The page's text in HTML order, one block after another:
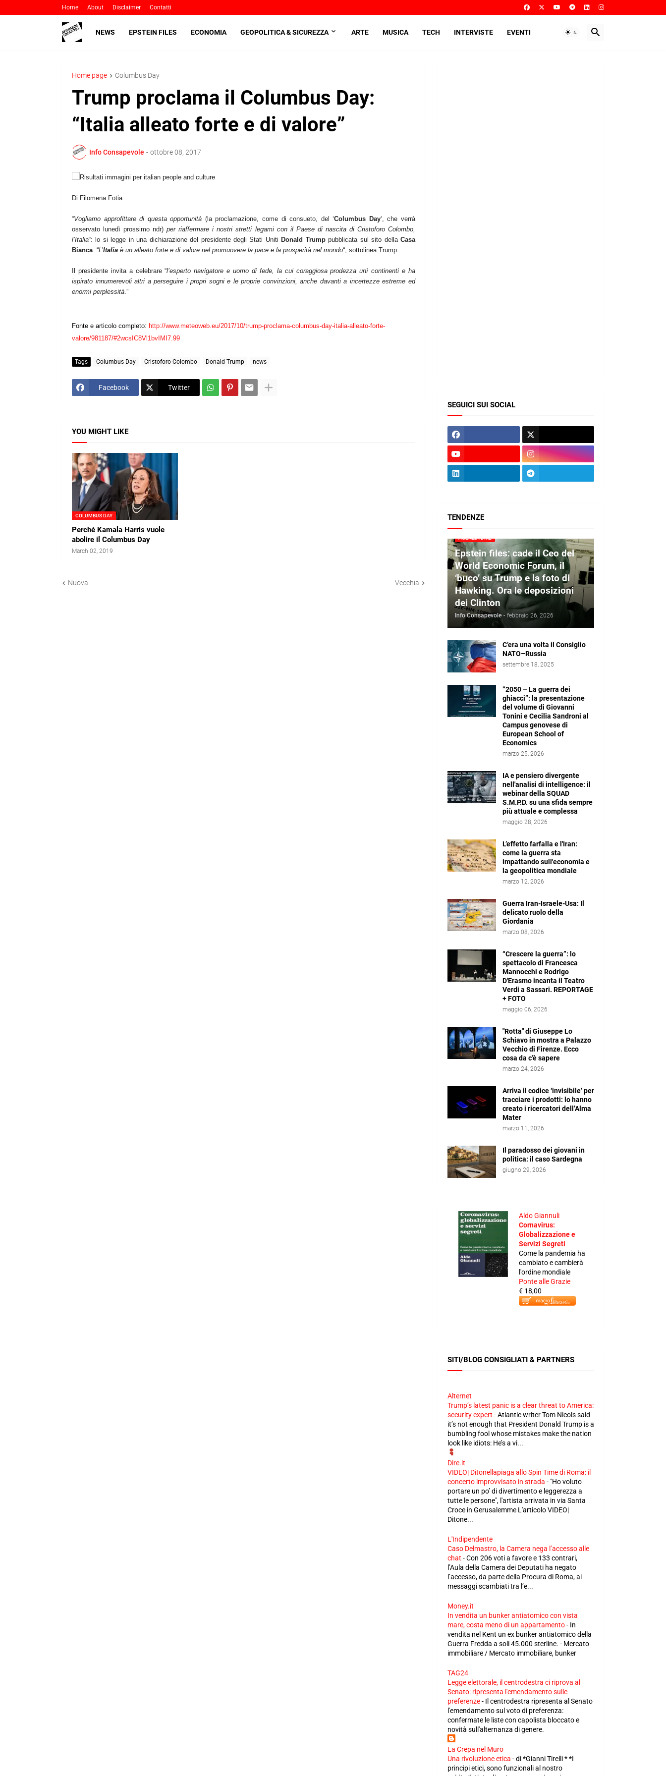
Home About Disclaimer Contatti
NEWS EPSTEIN FILES ECONOMIA GEOPOLITICA & SICUREZZA ARTE MUSICA TECH INTERVISTE EVENTI
Home page Columbus Day
Trump proclama il Columbus Day:
“Italia alleato forte e di valore”
Info Consapevole - ottobre 08, 2017
Di Filomena Fotia
“Vogliamo approfittare di questa opportunità (la proclamazione, come di consueto, del ‘Columbus Day‘, che verrà
osservato lunedì prossimo ndr)per riaffermare i nostri stretti legami con il Paese di nascita di Cristoforo Colombo,
l’Italia“: lo si legge in una dichiarazione del presidente degli Stati Uniti Donald Trumppubblicata sul sito dellaCasa
Bianca. “L’Italia è un alleato forte e di valore nel promuovere la pace e la prosperità nel mondo“, sottolinea Trump.
Il presidente invita a celebrare “l’esperto navigatore e uomo di fede, la cui coraggiosa prodezza unì continenti e ha
ispirato innumerevoli altri a perseguire i propri sogni e le proprie convinzioni, anche davanti a incertezze estreme ed
enormi perplessità.”
Fonte e articolo completo: http://www.meteoweb.eu/2017/10/trump-proclama-columbus-day-italia-alleato-forte-
valore/981187/#2wcsIC8Vl1bvIMI7.99
Tags Columbus Day Cristoforo Colombo Donald Trump news
Facebook Twitter
YOU MIGHT LIKE
COLUMBUS DAY
Perché Kamala Harris vuole
abolire il Columbus Day
March 02, 2019
Nuova Vecchia
SEGUICI SUI SOCIAL
TENDENZE
AGENZIA DIRE
Epstein files: cade il Ceo del
World Economic Forum, il
‘buco’ su Trump e la foto di
Hawking. Ora le deposizioni
dei Clinton
Info Consapevole - febbraio 26, 2026
C’era una volta il Consiglio
NATO–Russia
settembre 18, 2025
“2050 – La guerra dei
ghiacci”: la presentazione
del volume di Giovanni
Tonini e Cecilia Sandroni al
Campus genovese di
European School of
Economics
marzo 25, 2026
IA e pensiero divergente
nell'analisi di intelligence: il
webinar della SQUAD
S.M.P.D. su una sfida sempre
più attuale e complessa
maggio 28, 2026
L’effetto farfalla e l'Iran:
come la guerra sta
impattando sull'economia e
la geopolitica mondiale
marzo 12, 2026
Guerra Iran-Israele-Usa: Il
delicato ruolo della
Giordania
marzo 08, 2026
“Crescere la guerra”: lo
spettacolo di Francesca
Mannocchi e Rodrigo
D'Erasmo incanta il Teatro
Verdi a Sassari. REPORTAGE
+ FOTO
maggio 06, 2026
"Rotta" di Giuseppe Lo
Schiavo in mostra a Palazzo
Vecchio di Firenze. Ecco
cosa da c'è sapere
marzo 24, 2026
Arriva il codice ‘invisibile’ per
tracciare i prodotti: lo hanno
creato i ricercatori dell’Alma
Mater
marzo 11, 2026
Il paradosso dei giovani in
politica: il caso Sardegna
giugno 29, 2026
Aldo Giannuli
Cornavirus:
Globalizzazione e
Servizi Segreti
Come la pandemia ha
cambiato e cambierà
l'ordine mondiale
Ponte alle Grazie
€ 18,00
SITI/BLOG CONSIGLIATI & PARTNERS
Alternet
Trump’s latest panic is a clear threat to America:
security expert -Atlantic writer Tom Nicols said
it’s not enough that President Donald Trump is a
bumbling fool whose mistakes make the nation
look like idiots: He’s a vi...
Dire.it
VIDEO| Ditonellapiaga allo Spin Time di Roma: il
concerto improvvisato in strada - "Ho voluto
portare un po’ di divertimento e leggerezza a
tutte le persone", l'artista arrivata in via Santa
Croce in Gerusalemme L'articolo VIDEO|
Ditone...
L'Indipendente
Caso Delmastro, la Camera nega l’accesso alle
chat -Con 206 voti a favore e 133 contrari,
l’Aula della Camera dei Deputati ha negato
l’accesso, da parte della Procura di Roma, ai
messaggi scambiati tra l’e...
Money.it
In vendita un bunker antiatomico con vista
mare, costa meno di un appartamento- In
vendita nel Kent un ex bunker antiatomico della
Guerra Fredda a soli 45.000 sterline. - Mercato
immobiliare / Mercato immobiliare, bunker
TAG24
Legge elettorale, il centrodestra ci riprova al
Senato: ripresenta l'emendamento sulle
preferenze- Il centrodestra ripresenta al Senato
l'emendamento sul voto di preferenza:
confermate le liste con capolista bloccato e
novità sull'alternanza di genere.
La Crepa nel Muro
Una rivoluzione etica -di *Gianni Tirelli * *I
principi etici, sono funzionali al nostro